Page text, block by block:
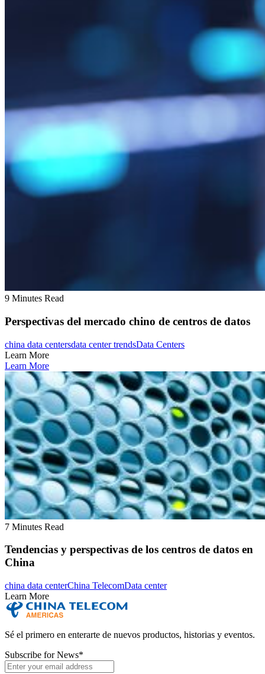
9 Minutes Read
Perspectivas del mercado chino de centros de datos
china data centersdata center trendsData Centers
Learn More
Learn More
7 Minutes Read
Tendencias y perspectivas de los centros de datos en
China
china data centerChina TelecomData center
Learn More
Sé el primero en enterarte de nuevos productos, historias y eventos.
Subscribe for News*